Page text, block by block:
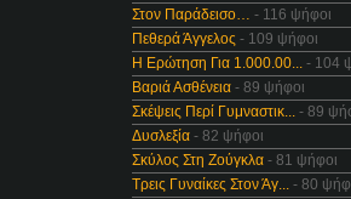
Στον Παράδεισο… - 116 ψήφοι
Πεθερά Άγγελος - 109 ψήφοι
Η Ερώτηση Για 1.000.00... - 104
Βαριά Ασθένεια - 89 ψήφοι
Σκέψεις Περί Γυμναστικ... - 89
Δυσλεξία - 82 ψήφοι
Σκύλος Στη Ζούγκλα - 81 ψήφοι
Τρεις Γυναίκες Στον Άγ... - 80